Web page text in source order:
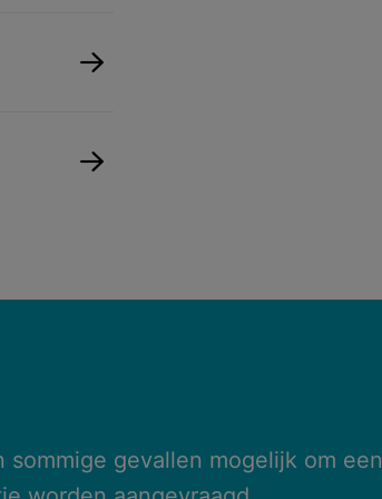
gevallen mogelijk om een